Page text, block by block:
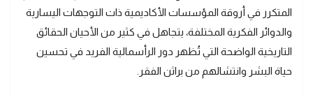
المتكرر في أروقة المؤسسات الأكاديمية ذات التوجهات اليسارية
والدوائر الفكرية المختلفة، يتجاهل في كثير من الأحيان الحقائق
التاريخية الواضحة التي تُظهر دور الرأسمالية الفريد في تحسين
حياة البشر وانتشالهم من براثن الفقر.